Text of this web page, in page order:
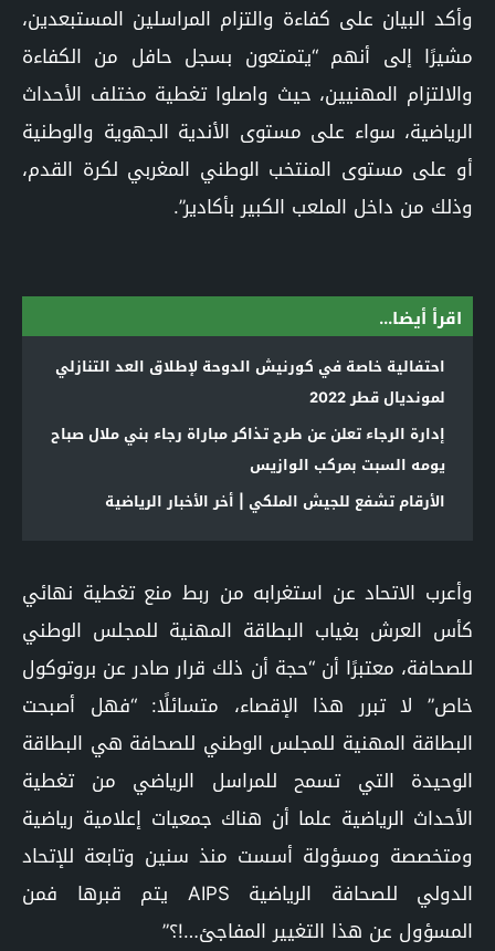
وأكد البيان على كفاءة والتزام المراسلين المستبعدين،
مشيرًا إلى أنهم “يتمتعون بسجل حافل من الكفاءة
والالتزام المهنيين، حيث واصلوا تغطية مختلف الأحداث
الرياضية، سواء على مستوى الأندية الجهوية والوطنية
أو على مستوى المنتخب الوطني المغربي لكرة القدم،
وذلك من داخل الملعب الكبير بأكادير”.
اقرأ أيضا...
احتفالية خاصة في كورنيش الدوحة لإطلاق العد التنازلي
لمونديال قطر 2022
إدارة الرجاء تعلن عن طرح تذاكر مباراة رجاء بني ملال صباح
يومه السبت بمركب الوازيس
الأرقام تشفع للجيش الملكي | أخر الأخبار الرياضية
وأعرب الاتحاد عن استغرابه من ربط منع تغطية نهائي
كأس العرش بغياب البطاقة المهنية للمجلس الوطني
للصحافة، معتبرًا أن “حجة أن ذلك قرار صادر عن بروتوكول
خاص” لا تبرر هذا الإقصاء، متسائلًا: “فهل أصبحت
البطاقة المهنية للمجلس الوطني للصحافة هي البطاقة
الوحيدة التي تسمح للمراسل الرياضي من تغطية
الأحداث الرياضية علما أن هناك جمعيات إعلامية رياضية
ومتخصصة ومسؤولة أسست منذ سنين وتابعة للإتحاد
الدولي للصحافة الرياضية AIPS يتم قبرها فمن
المسؤول عن هذا التغيير المفاجئ…!؟”